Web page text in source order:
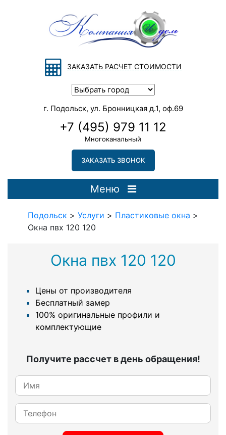
ЗАКАЗАТЬ РАСЧЕТ СТОИМОСТИ
г. Подольск, ул. Бронницкая д.1, оф.69
+7 (495) 979 11 12
Многоканальный
ЗАКАЗАТЬ ЗВОНОК
Меню
Подольск > Услуги > Пластиковые окна >
Окна пвх 120 120
Окна пвх 120 120
Цены от производителя
Бесплатный замер
100% оригинальные профили и
комплектующие
Получите рассчет в день обращения!